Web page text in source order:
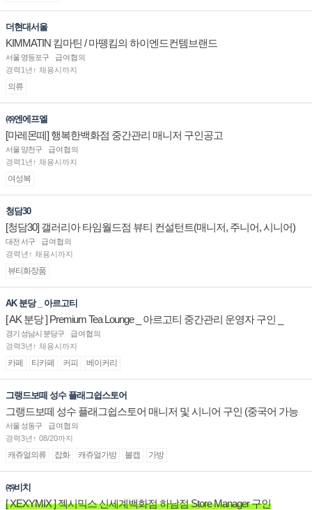
더현대서울
KIMMATIN 킴마틴 / 마뗑킴의 하이엔드컨템브랜드
서울 영등포구
급여협의
경력1년↑ 채용시까지
의류
㈜엔에프엘
[마레몬떼] 행복한백화점 중간관리 매니저 구인공고
서울 양천구
급여협의
경력1년↑ 채용시까지
여성복
청담30
[청담30] 갤러리아 타임월드점 뷰티 컨설턴트(매니저, 주니어, 시니어)
채용
대전 서구
급여협의
경력년↑ 채용시까지
뷰티화장품
AK 분당 _ 아르고티
[ AK 분당 ] Premium Tea Lounge _ 아르고티 중간관리 운영자 구인 _
경기 성남시 분당구
급여협의
경력3년↑ 채용시까지
카페 티카페 커피 베이커리
그랭드보떼 성수 플래그쉽스토어
그랭드보떼 성수 플래그쉽스토어 매니저 및 시니어 구인 (중국어 가능
자)
서울 성동구
급여협의
경력3년↑ 08/20까지
캐쥬얼의류 잡화 캐쥬얼가방 볼캡 가방
㈜비치
[ XEXYMIX ] 젝시믹스 신세계백화점 하남점 Store Manager 구인